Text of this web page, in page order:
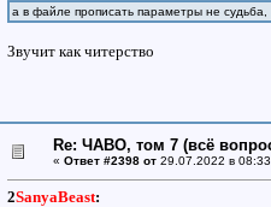
а в файле прописать параметры не
Звучит как читерство
Re: ЧАВО, том 7 (всё
« Ответ #2398 от29.07.2022 в
2SanyaBeast: